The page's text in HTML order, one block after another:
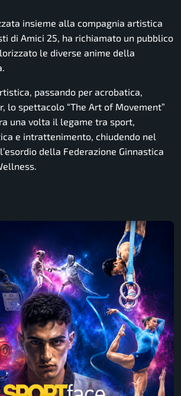
insieme alla compagnia artistica
di Amici 25, ha richiamato un pubblico
le diverse anime della
passando per acrobatica,
lo spettacolo “The Art of Movement”
una volta il legame tra sport,
e intrattenimento, chiudendo nel
della Federazione Ginnastica